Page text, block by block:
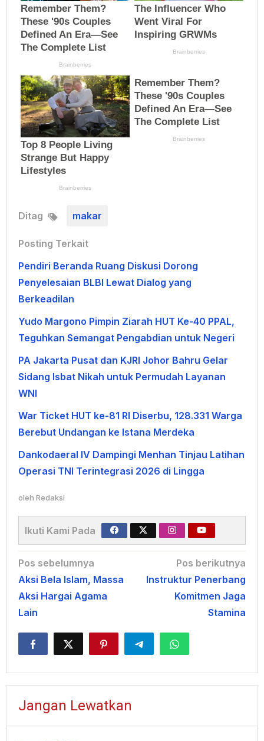
Ditag makar
Posting Terkait
Pendiri Beranda Ruang Diskusi Dorong
Penyelesaian BLBI Lewat Dialog yang
Berkeadilan
Yudo Margono Pimpin Ziarah HUT Ke-40 PPAL,
Teguhkan Semangat Pengabdian untuk Negeri
PA Jakarta Pusat dan KJRI Johor Bahru Gelar
Sidang Isbat Nikah untuk Permudah Layanan
WNI
War Ticket HUT ke-81 RI Diserbu, 128.331 Warga
Berebut Undangan ke Istana Merdeka
Dankodaeral IV Dampingi Menhan Tinjau Latihan
Operasi TNI Terintegrasi 2026 di Lingga
oleh Redaksi
Ikuti Kami Pada
Navigasi
pos
Pos sebelumnya
Aksi Bela Islam, Massa
Aksi Hargai Agama
Lain
Pos berikutnya
Instruktur Penerbang
Komitmen Jaga
Stamina
Jangan Lewatkan